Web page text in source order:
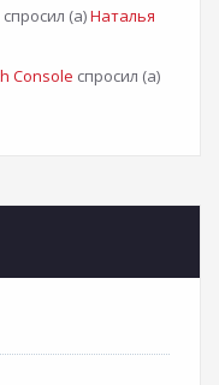
спросил (а)Наталья
Console спросил (а)